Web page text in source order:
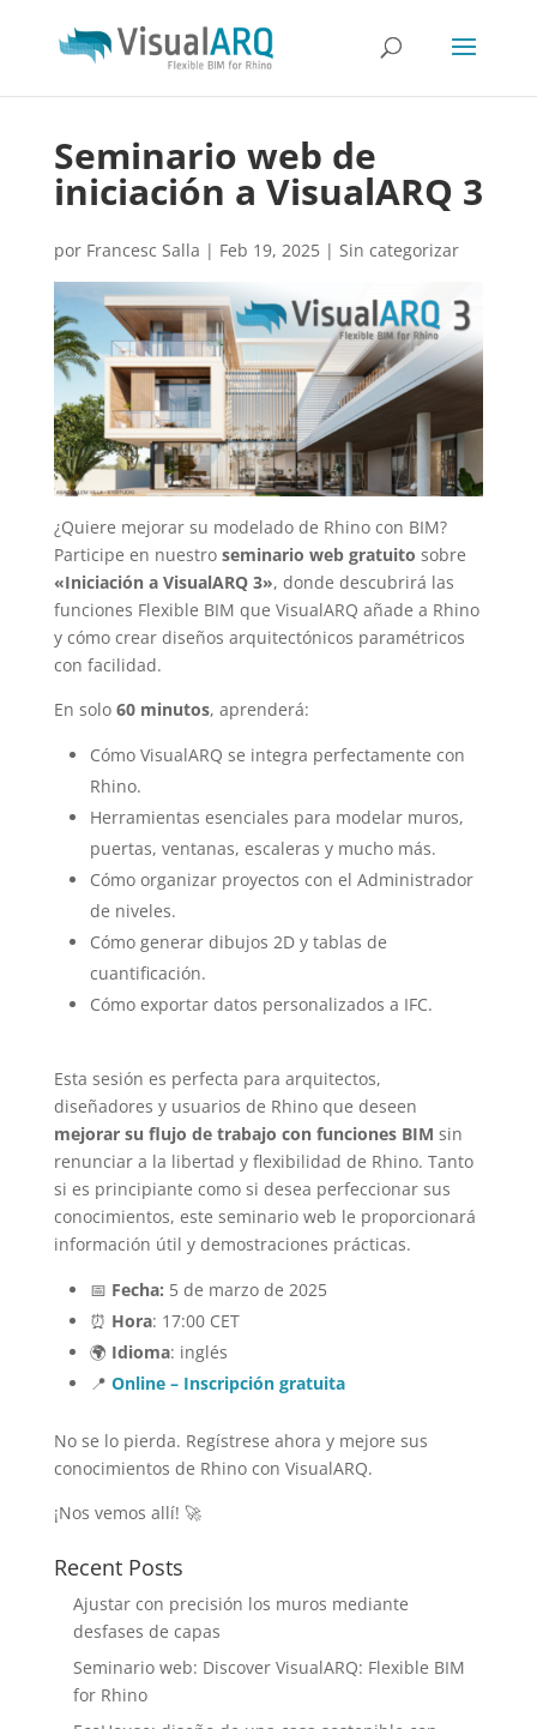
Seminario web de
iniciación a VisualARQ 3
por Francesc Salla | Feb 19, 2025| Sin categorizar
¿Quiere mejorar su modelado de Rhino con BIM?
Participe en nuestro seminario web gratuito sobre
«Iniciación a VisualARQ 3», donde descubrirá las
funciones Flexible BIM que VisualARQ añade a Rhino
y cómo crear diseños arquitectónicos paramétricos
con facilidad.
En solo 60 minutos, aprenderá:
Cómo VisualARQ se integra perfectamente con
Rhino.
Herramientas esenciales para modelar muros,
puertas, ventanas, escaleras y mucho más.
Cómo organizar proyectos con el Administrador
de niveles.
Cómo generar dibujos 2D y tablas de
cuantificación.
Cómo exportar datos personalizados a IFC.
Esta sesión es perfecta para arquitectos,
diseñadores y usuarios de Rhino que deseen
mejorar su flujo de trabajo con funciones BIM sin
renunciar a la libertad y flexibilidad de Rhino. Tanto
si es principiante como si desea perfeccionar sus
conocimientos, este seminario web le proporcionará
información útil y demostraciones prácticas.
📅 Fecha: 5 de marzo de 2025
⏰ Hora: 17:00 CET
🌍 Idioma: inglés
📍 Online – Inscripción gratuita
No se lo pierda. Regístrese ahora y mejore sus
conocimientos de Rhino con VisualARQ.
¡Nos vemos allí! 🚀
Recent Posts
Ajustar con precisión los muros mediante
desfases de capas
Seminario web: Discover VisualARQ: Flexible BIM
for Rhino